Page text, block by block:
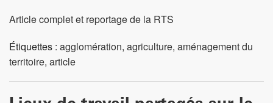
Article complet et reportage de la RTS
Étiquettes : agglomération, agriculture, aménagement du
territoire, article